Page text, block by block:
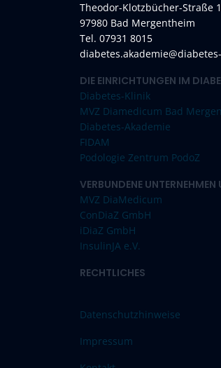
Theodor-Klotzbücher-Straße
97980 Bad Mergentheim
Tel. 07931 8015
DIE EINRICHTUNGEN IM
Diabetes-Klinik
MVZ Diamedicum Bad
Diabetes-Akademie
FIDAM
Podologie Zentrum PodoZ
VERBUNDENE
MVZ DiaMedicum
ConDiaZ GmbH
iDiaZ GmbH
InsulinJA e.V.
RECHTLICHES
Datenschutzhinweise
Impressum